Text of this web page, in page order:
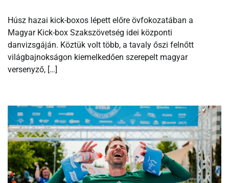
Húsz hazai kick-boxos lépett előre övfokozatában a
Magyar Kick-box Szakszövetség idei központi
danvizsgáján. Köztük volt több, a tavaly őszi felnőtt
világbajnokságon kiemelkedően szerepelt magyar
versenyző, […]